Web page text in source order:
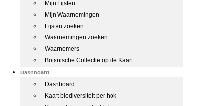
Mijn Lijsten
Mijn Waarnemingen
Lijsten zoeken
Waarnemingen zoeken
Waarnemers
Botanische Collectie op de Kaart
Dashboard
Dashboard
Kaart biodiversiteit per hok